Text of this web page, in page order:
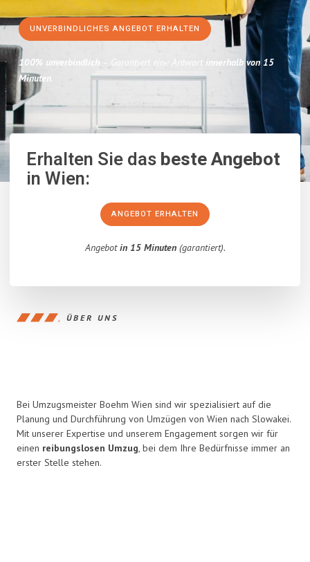
UNVERBINDLICHES ANGEBOT ERHALTEN
100% unverbindlich – Garantiert eine Antwort innerhalb von 15
Minuten.
Erhalten Sie dasbeste Angebot
in Wien:
ANGEBOT ERHALTEN
Angebotin 15 Minuten(garantiert).
ÜBER UNS
Bei Umzugsmeister Boehm Wien sind wir spezialisiert auf die
Planung und Durchführung von Umzügen von Wien nach Slowakei.
Mit unserer Expertise und unserem Engagement sorgen wir für
einen reibungslosen Umzug, bei dem Ihre Bedürfnisse immer an
erster Stelle stehen.